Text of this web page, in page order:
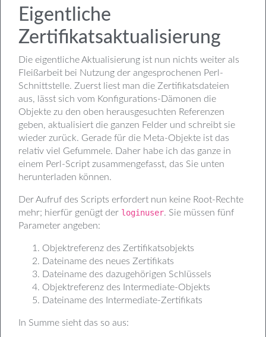
Eigentliche
Zertifikatsaktualisierung
Die eigentliche Aktualisierung ist nun nichts weiter als
Fleißarbeit bei Nutzung der angesprochenen Perl-
Schnittstelle. Zuerst liest man die Zertifikatsdateien
aus, lässt sich vom Konfigurations-Dämonen die
Objekte zu den oben herausgesuchten Referenzen
geben, aktualisiert die ganzen Felder und schreibt sie
wieder zurück. Gerade für die Meta-Objekte ist das
relativ viel Gefummele. Daher habe ich das ganze in
einem Perl-Script zusammengefasst, das Sie unten
herunterladen können.
Der Aufruf des Scripts erfordert nun keine Root-Rechte
mehr; hierfür genügt der loginuser. Sie müssen fünf
Parameter angeben:
Objektreferenz des Zertifikatsobjekts
Dateiname des neues Zertifikats
Dateiname des dazugehörigen Schlüssels
Objektreferenz des Intermediate-Objekts
Dateiname des Intermediate-Zertifikats
In Summe sieht das so aus: